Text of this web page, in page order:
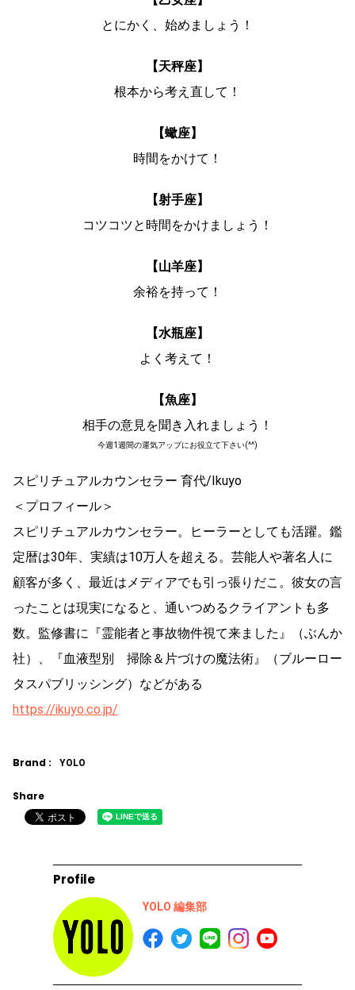
とにかく、始めましょう！
【天秤座】
根本から考え直して！
【蠍座】
時間をかけて！
【射手座】
コツコツと時間をかけましょう！
【山羊座】
余裕を持って！
【水瓶座】
よく考えて！
【魚座】
相手の意見を聞き入れましょう！
今週1週間の運気アップにお役立て下さい(^^)
スピリチュアルカウンセラー 育代/Ikuyo
＜プロフィール＞
スピリチュアルカウンセラー。ヒーラーとしても活躍。鑑
定暦は30年、実績は10万人を超える。芸能人や著名人に
顧客が多く、最近はメディアでも引っ張りだこ。彼女の言
ったことは現実になると、通いつめるクライアントも多
数。監修書に『霊能者と事故物件視て来ました』（ぶんか
社）、『血液型別 掃除＆片づけの魔法術』（ブルーロー
タスパブリッシング）などがある
https://ikuyo.co.jp/
Brand : YOLO
Share
Profile
YOLO 編集部